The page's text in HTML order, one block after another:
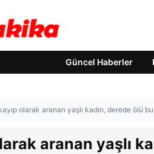
Güncel Haberler
olarak aranan yaşlı kadın, derede ölü
aranan yaşlı